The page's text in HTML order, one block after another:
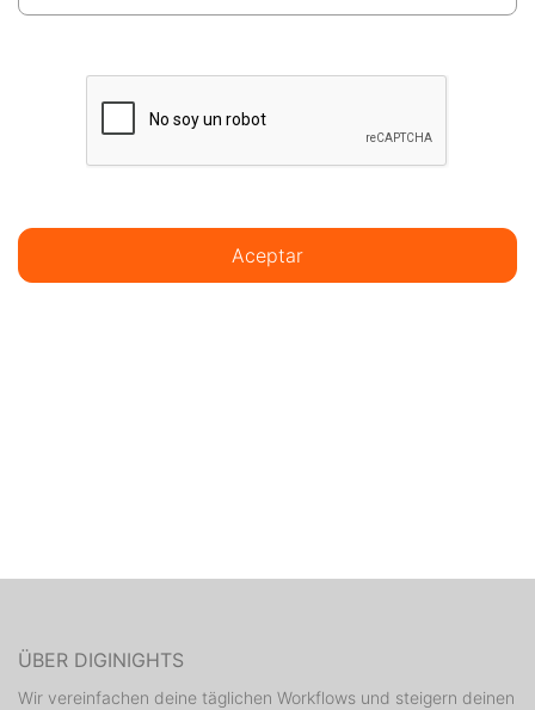
Aceptar
ÜBER DIGINIGHTS
Wir vereinfachen deine täglichen Workflows und steigern deinen